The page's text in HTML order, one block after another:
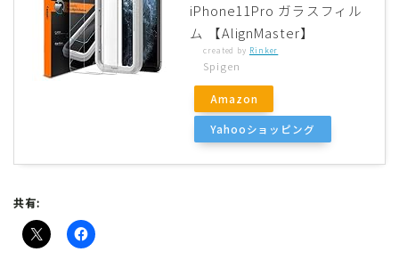
iPhone11Pro ガラスフィル
ム 【AlignMaster】
created by Rinker
Spigen
Amazon
Yahooショッピング
共有: